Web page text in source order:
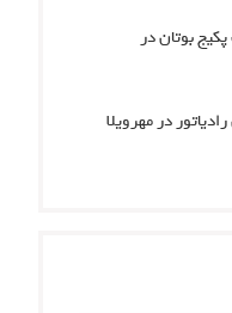
بوتان در
در مهرویلا